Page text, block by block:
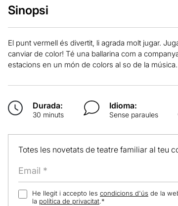
Sinopsi
El punt vermell és divertit, li agrada molt jugar.
canviar de color! Té una ballarina com a
estacions en un món de colors al so de la música.
Durada:
30 minuts
Idioma:
Sense paraules
Totes les novetats de teatre familiar al teu
He llegit i accepto les condicions d'ús de la
la política de privacitat.*